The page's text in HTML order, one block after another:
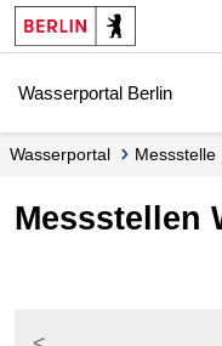
Springe zur Navigation
Springe zum Inhalt
Wasserportal Berlin
Wasserportal Messstelle
Messstellen